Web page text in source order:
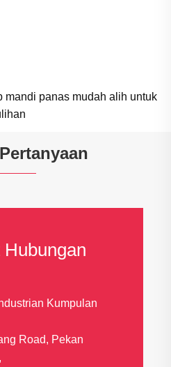
mandi panas mudah alih untuk
Kumpulan
Road, Pekan